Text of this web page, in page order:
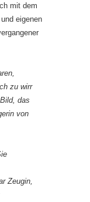
mit dem
eigenen
zu wirr
das
von
Zeugin,